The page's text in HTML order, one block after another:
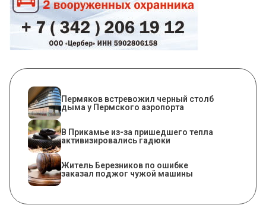
Пермяков встревожил черный столб
дыма у Пермского аэропорта
​В Прикамье из-за пришедшего тепла
активизировались гадюки
Житель Березников по ошибке
заказал поджог чужой машины